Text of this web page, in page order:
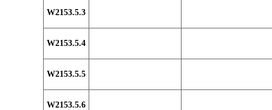
W2153.5.3
W2153.5.4
W2153.5.5
W2153.5.6